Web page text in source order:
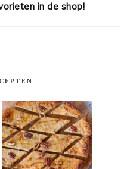
in de shop!